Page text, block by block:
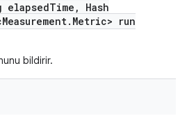
elapsedTime ,
Hash
Measurement. Metric> run
bildirir.